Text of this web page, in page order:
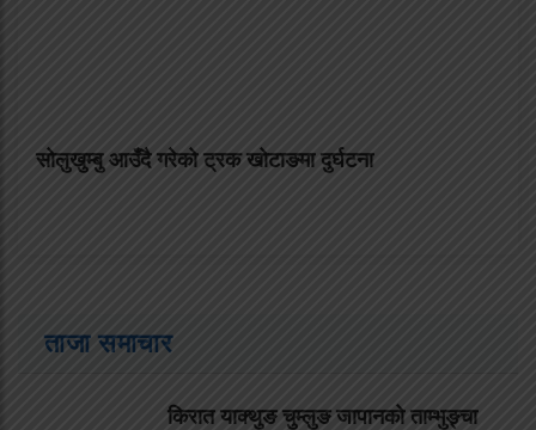
सोलुखुम्बु आउँदै गरेको ट्रक खोटाङमा दुर्घटना
ताजा समाचार
किरात याक्थुङ चुम्लुङ जापानको ताम्भुङ्चा